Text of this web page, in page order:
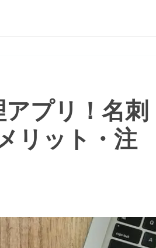
プリ！名刺
リット・注